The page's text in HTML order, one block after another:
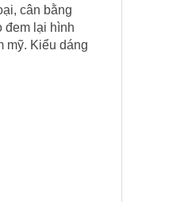
cân bằng
đem lại hình
mỹ. Kiểu dáng